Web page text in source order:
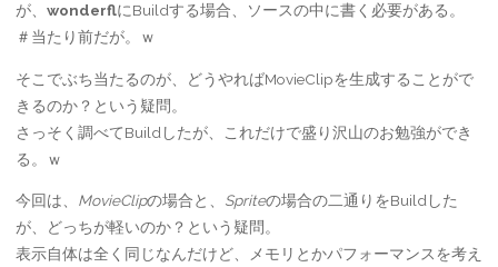
が、 wonderflにBuildする場合、ソースの中に書く必要がある。
＃当たり前だが。ｗ
そこでぶち当たるのが、どうやればMovieClipを生成することがで
きるのか？という疑問。
さっそく調べてBuildしたが、これだけで盛り沢山のお勉強ができ
る。ｗ
今回は、 MovieClipの場合と、 Spriteの場合の二通りをBuildした
が、どっちが軽いのか？という疑問。
表示自体は全く同じなんだけど、メモリとかパフォーマンスを考え